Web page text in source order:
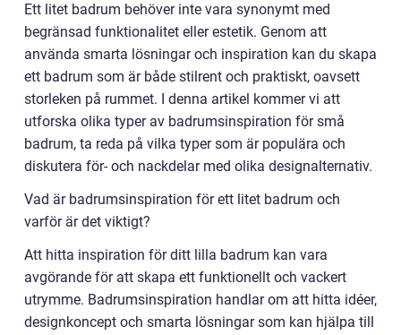
Ett litet badrum behöver inte vara synonymt med
begränsad funktionalitet eller estetik. Genom att
använda smarta lösningar och inspiration kan du skapa
ett badrum som är både stilrent och praktiskt, oavsett
storleken på rummet. I denna artikel kommer vi att
utforska olika typer av badrumsinspiration för små
badrum, ta reda på vilka typer som är populära och
diskutera för- och nackdelar med olika designalternativ.
Vad är badrumsinspiration för ett litet badrum och
varför är det viktigt?
Att hitta inspiration för ditt lilla badrum kan vara
avgörande för att skapa ett funktionellt och vackert
utrymme. Badrumsinspiration handlar om att hitta idéer,
designkoncept och smarta lösningar som kan hjälpa till